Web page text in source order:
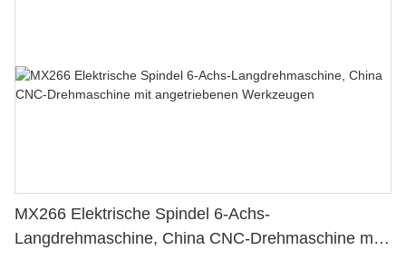
MX266 Elektrische Spindel 6-Achs-
Langdrehmaschine, China CNC-Drehmaschine mit